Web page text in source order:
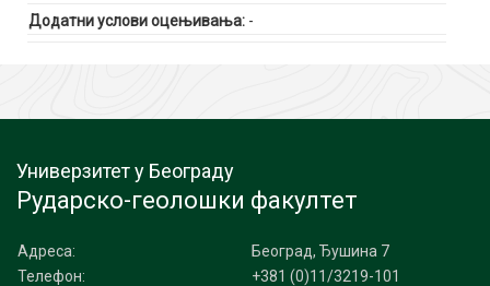
Додатни услови оцењивања: -
Универзитет у Београду
Рударско-геолошки факултет
Адреса:
Београд, Ђушина 7
Телефон:
+381 (0)11/3219-101